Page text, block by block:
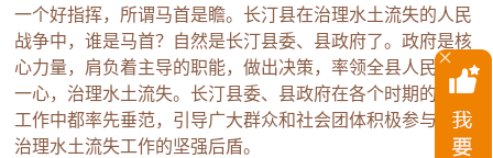
一个好指挥，所谓马首是瞻。长汀县在治理水土流失的人民
战争中，谁是马首？自然是长汀县委、县政府了。政府是核
心力量，肩负着主导的职能，做出决策，率领全县人民万众
一心，治理水土流失。长汀县委、县政府在各个时期的治理
工作中都率先垂范，引导广大群众和社会团体积极参与，做
治理水土流失工作的坚强后盾。